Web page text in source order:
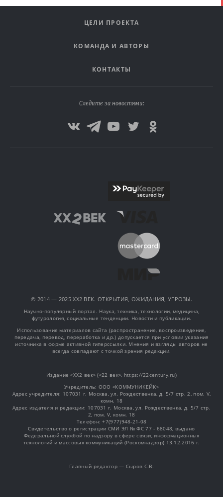
ЦЕЛИ ПРОЕКТА
КОМАНДА И АВТОРЫ
КОНТАКТЫ
Следите за новостями:
© 2014 — 2025 XX2 ВЕК. ОТКРЫТИЯ, ОЖИДАНИЯ, УГРОЗЫ.
Научно-популярный портал. Наука, техника, технологии, медицина,
футурология, социальные тенденции. Новости и публикации.
Использование материалов сайта (распространение, воспроизведение,
передача, перевод, переработка и др.) допускается при условии указания
источника в форме активной гиперссылки. Мнения и взгляды авторов не
всегда совпадают с точкой зрения редакции.
Издание «XX2 век» («22 век», https://22century.ru)
Учредитель: OOO «КОММУНИКЕЙК»
Адрес учредителя: 107031 г. Москва, ул. Рождественка, д. 5/7 стр. 2, пом. V,
комн. 18
Адрес издателя и редакции: 107031 г. Москва, ул. Рождественка, д. 5/7 стр.
2, пом. V, комн. 18
Телефон: +7(977)948-21-08
Свидетельство о регистрации СМИ ЭЛ № ФС 77 - 68048, выдано
Федеральной службой по надзору в сфере связи, информационных
технологий и массовых коммуникаций (Роскомнадзор) 13.12.2016 г.
Главный редактор — Сыров С.В.